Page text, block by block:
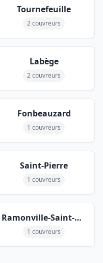
Tournefeuille
2 couvreurs
Labège
2 couvreurs
Fonbeauzard
1 couvreurs
Saint-Pierre
1 couvreurs
Ramonville-Saint-Agne
1 couvreurs